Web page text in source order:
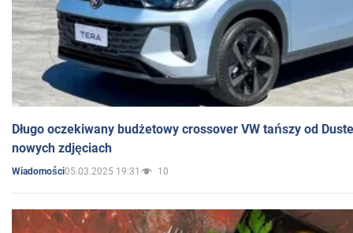
Długo oczekiwany budżetowy crossover VW tańszy od
nowych zdjęciach
Wiadomości05.03.2025 19:31 10